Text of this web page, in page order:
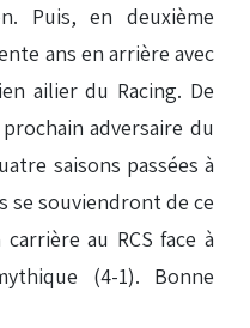
Puis, en deuxième
ans en arrière avec
ailier du Racing. De
adversaire du
saisons passées à
se souviendront de ce
au RCS face à
(4-1). Bonne